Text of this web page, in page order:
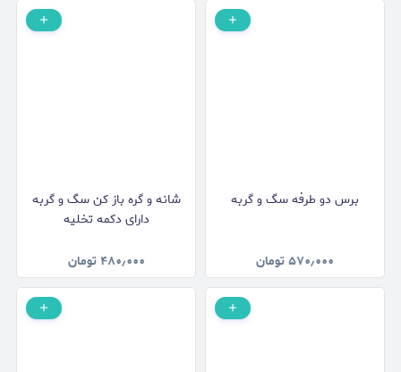
برس دو طرفه سگ و گربه
۵۷۰٫۰۰۰تومان
شانه و گره باز کن سگ و گربه
دارای دکمه تخلیه
۴۸۰٫۰۰۰ تومان